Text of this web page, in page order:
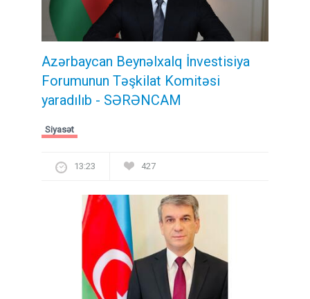
Azərbaycan Beynəlxalq İnvestisiya
Forumunun Təşkilat Komitəsi
yaradılıb - SƏRƏNCAM
Siyasət
13:23 427